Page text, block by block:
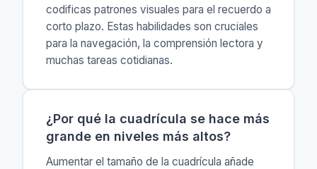
codificas patrones visuales para el recuerdo a
corto plazo. Estas habilidades son cruciales
para la navegación, la comprensión lectora y
muchas tareas cotidianas.
¿Por qué la cuadrícula se hace más
grande en niveles más altos?
Aumentar el tamaño de la cuadrícula añade